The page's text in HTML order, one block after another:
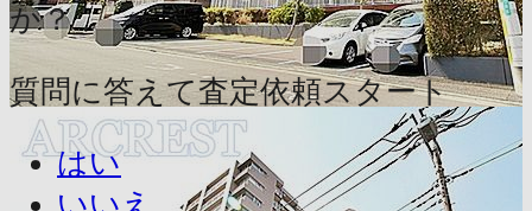
か？
質問に答えて査定依頼スタート
はい